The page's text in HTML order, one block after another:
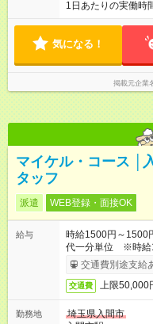
1日あたりの実働時
日7.75時間の勤務
気になる！
掲載元企業
マイケル・コース │
タッフ
派遣 WEB登録・面接OK
給与
時給1500円～
代一分単位 ※時給
お時給は一例です
交通費別途支給
交通費 上限50,000
勤務地
埼玉県入間市